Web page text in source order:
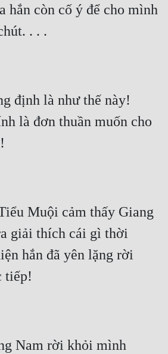
hắn còn cố ý để cho mình
. . .
định là như thế này!
là đơn thuần muốn cho
Muội cảm thấy Giang
giải thích cái gì thời
hắn đã yên lặng rời
tiếp!
Nam rời khỏi mình